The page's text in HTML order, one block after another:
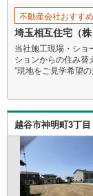
不動産会社おすす
埼玉相互住宅（
当社施工現場・ショ
ションからの住み替
”現地をご見学希望
”詳細は 埼玉相互
越谷市神明町3丁